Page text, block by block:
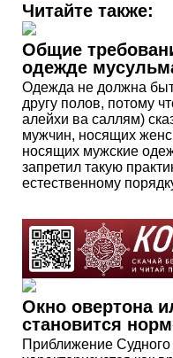
Читайте также:
Общие
одежде
Одежда не должна
другу полов, потому
алейхи ва саллям)
мужчин, носящих
носящих мужские
запретил такую
естественному
Окно овертона
становится
Приближение